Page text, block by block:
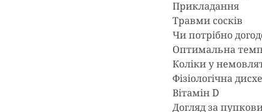
Прикладання
Травми сосків
Чи потрібно
Оптимальна
Коліки у
Фізіологічна
Вітамін D
Догляд за